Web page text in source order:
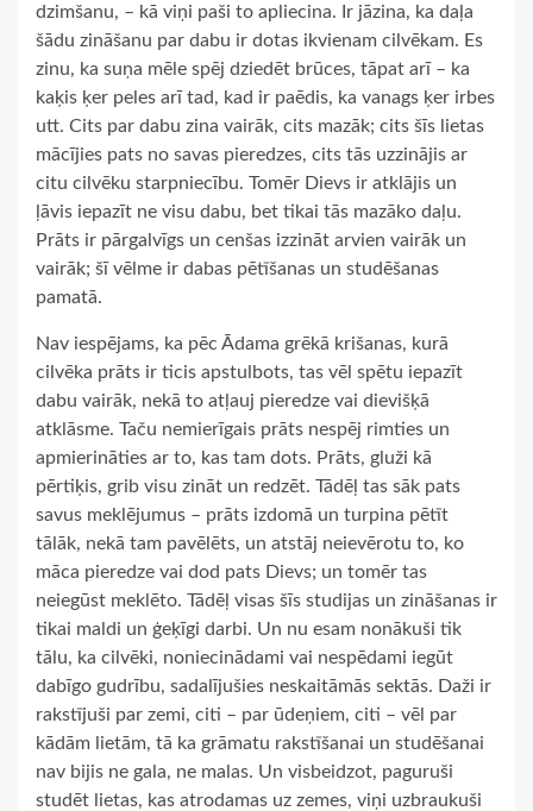
dzimšanu, – kā viņi paši to apliecina. Ir jāzina, ka daļa
šādu zināšanu par dabu ir dotas ikvienam cilvēkam. Es
zinu, ka suņa mēle spēj dziedēt brūces, tāpat arī – ka
kaķis ķer peles arī tad, kad ir paēdis, ka vanags ķer irbes
utt. Cits par dabu zina vairāk, cits mazāk; cits šīs lietas
mācījies pats no savas pieredzes, cits tās uzzinājis ar
citu cilvēku starpniecību. Tomēr Dievs ir atklājis un
ļāvis iepazīt ne visu dabu, bet tikai tās mazāko daļu.
Prāts ir pārgalvīgs un cenšas izzināt arvien vairāk un
vairāk; šī vēlme ir dabas pētīšanas un studēšanas
pamatā.
Nav iespējams, ka pēc Ādama grēkā krišanas, kurā
cilvēka prāts ir ticis apstulbots, tas vēl spētu iepazīt
dabu vairāk, nekā to atļauj pieredze vai dievišķā
atklāsme. Taču nemierīgais prāts nespēj rimties un
apmierināties ar to, kas tam dots. Prāts, gluži kā
pērtiķis, grib visu zināt un redzēt. Tādēļ tas sāk pats
savus meklējumus – prāts izdomā un turpina pētīt
tālāk, nekā tam pavēlēts, un atstāj neievērotu to, ko
māca pieredze vai dod pats Dievs; un tomēr tas
neiegūst meklēto. Tādēļ visas šīs studijas un zināšanas ir
tikai maldi un ģeķīgi darbi. Un nu esam nonākuši tik
tālu, ka cilvēki, noniecinādami vai nespēdami iegūt
dabīgo gudrību, sadalījušies neskaitāmās sektās. Daži ir
rakstījuši par zemi, citi – par ūdeņiem, citi – vēl par
kādām lietām, tā ka grāmatu rakstīšanai un studēšanai
nav bijis ne gala, ne malas. Un visbeidzot, paguruši
studēt lietas, kas atrodamas uz zemes, viņi uzbraukuši